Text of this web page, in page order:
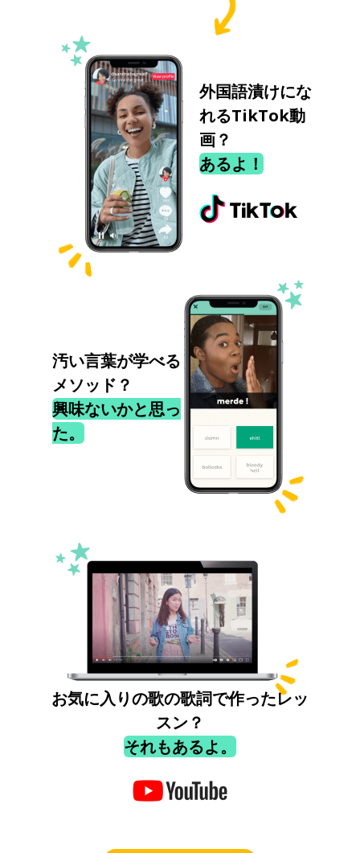
外国語漬けにな
れるTikTok動
画？
あるよ！
汚い言葉が学べる
メソッド？
興味ないかと思っ
た。
お気に入りの歌の歌詞で作ったレッ
スン？
それもあるよ。